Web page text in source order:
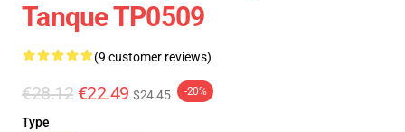
Tanque TP0509
(9 customer reviews)
€28.12 €22.49 $24.45 -20%
Type